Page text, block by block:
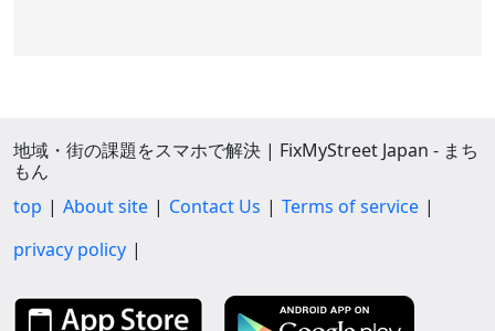
地域・街の課題をスマホで解決 | FixMyStreet Japan - まち
もん
top
About site Contact Us
Terms of service
privacy policy